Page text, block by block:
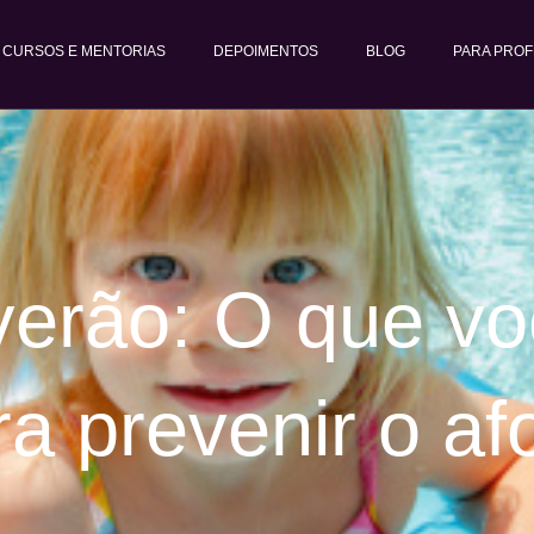
CURSOS E MENTORIAS DEPOIMENTOS BLOG PARA
O que
prevenir o